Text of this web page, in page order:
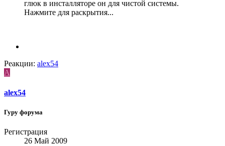
глюк в инсталляторе он для чистой системы.
Нажмите для раскрытия...
Реакции: alex54
A
alex54
Гуру форума
Регистрация
26 Май 2009